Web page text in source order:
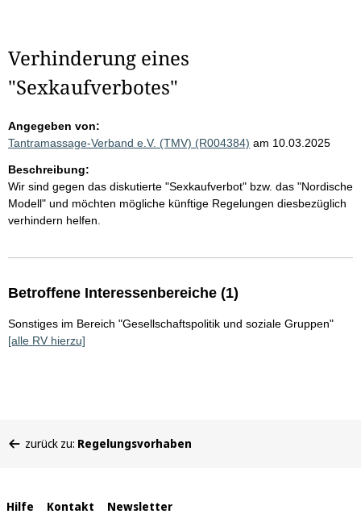
Verhinderung eines
"Sexkaufverbotes"
Angegeben von:
Tantramassage-Verband e.V. (TMV) (R004384) am 10.03.2025
Beschreibung:
Wir sind gegen das diskutierte "Sexkaufverbot" bzw. das "Nordische
Modell" und möchten mögliche künftige Regelungen diesbezüglich
verhindern helfen.
Betroffene Interessenbereiche (1)
Sonstiges im Bereich "Gesellschaftspolitik und soziale Gruppen"
[alle RV hierzu]
befinden
zurück zu: Regelungsvorhaben
Hilfe Kontakt Newsletter